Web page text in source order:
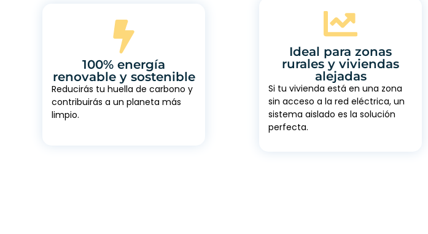
100% energía
renovable y sostenible
Reducirás tu huella de carbono y
contribuirás a un planeta más
limpio.
Ideal para zonas
rurales y viviendas
alejadas
Si tu vivienda está en una zona
sin acceso a la red eléctrica, un
sistema aislado es la solución
perfecta.